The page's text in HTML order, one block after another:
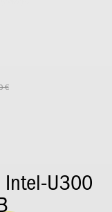
€
U300